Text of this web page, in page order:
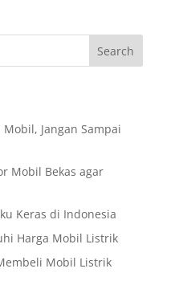
Search
Jangan Sampai
Mobil Bekas agar
Keras di Indonesia
Harga Mobil Listrik
Mobil Listrik